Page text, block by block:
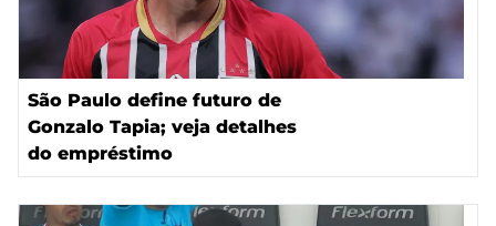
São Paulo define futuro de
Gonzalo Tapia; veja detalhes
do empréstimo